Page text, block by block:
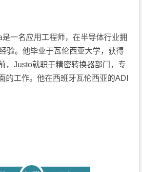
一名应用工程师，在半导体行业拥
验。他毕业于瓦伦西亚大学，获得
，Justo就职于精密转换器部门，专
的工作。他在西班牙瓦伦西亚的ADI